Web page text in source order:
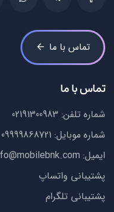
تماس با ما
تماس با ما
شماره تلفن: 02191300983
شماره موبایل: 09999868721
ایمیل:
پشتیبانی واتساپ
پشتیبانی تلگرام